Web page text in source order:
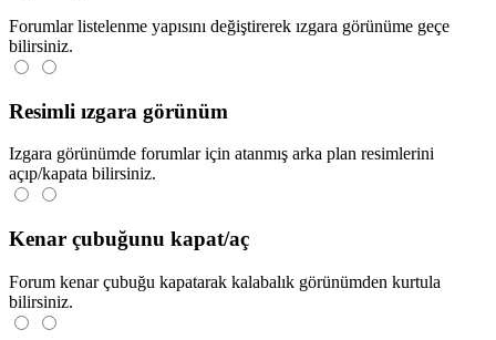
Forumlar listelenme yapısını değiştirerek ızgara görünüme geçe
bilirsiniz.
Resimli ızgara görünüm
Izgara görünümde forumlar için atanmış arka plan resimlerini
açıp/kapata bilirsiniz.
Kenar çubuğunu kapat/aç
Forum kenar çubuğu kapatarak kalabalık görünümden kurtula
bilirsiniz.